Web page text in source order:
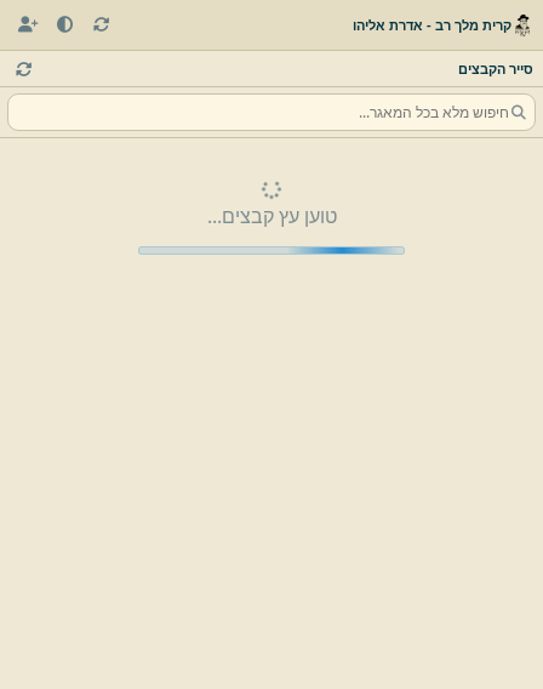
קרית מלך רב - אדרת אליהו
סייר הקבצים
טוען עץ קבצים...